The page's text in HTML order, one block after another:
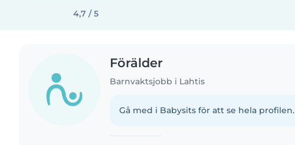
4,7 / 5
Förälder
Barnvaktsjobb i Lahtis
Gå med i Babysits för att se hela profilen.